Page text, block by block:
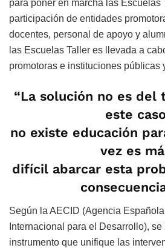
para poner en marcha las Escuelas
participación de entidades
docentes, personal de apoyo y
las Escuelas Taller es llevada a
promotoras e instituciones públicas
“La solución no es del
este caso
no existe educación
vez es
difícil abarcar esta
Según la AECID (Agencia
Internacional para el Desarrollo),
instrumento que unifique las